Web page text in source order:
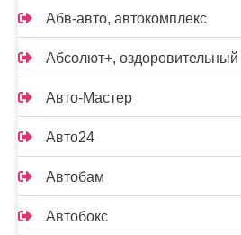
Абв-авто, автокомплекс
Абсолют+, оздоровительный
Авто-Мастер
Авто24
Автобам
Автобокс